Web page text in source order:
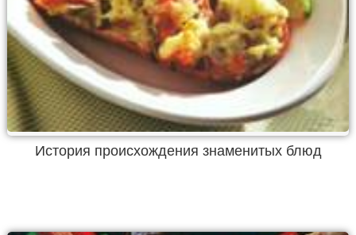
История происхождения знаменитых блюд